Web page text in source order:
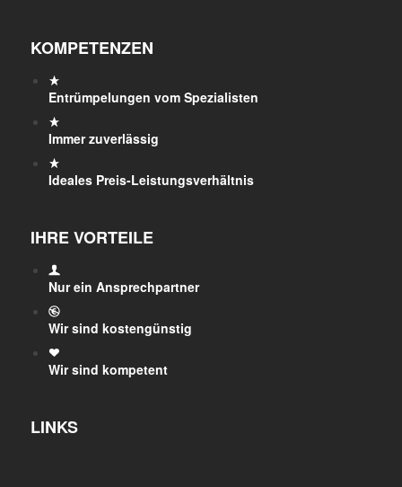
KOMPETENZEN
Entrümpelungen vom Spezialisten
Immer zuverlässig
Ideales Preis-Leistungsverhältnis
IHRE VORTEILE
Nur ein Ansprechpartner
Wir sind kostengünstig
Wir sind kompetent
LINKS